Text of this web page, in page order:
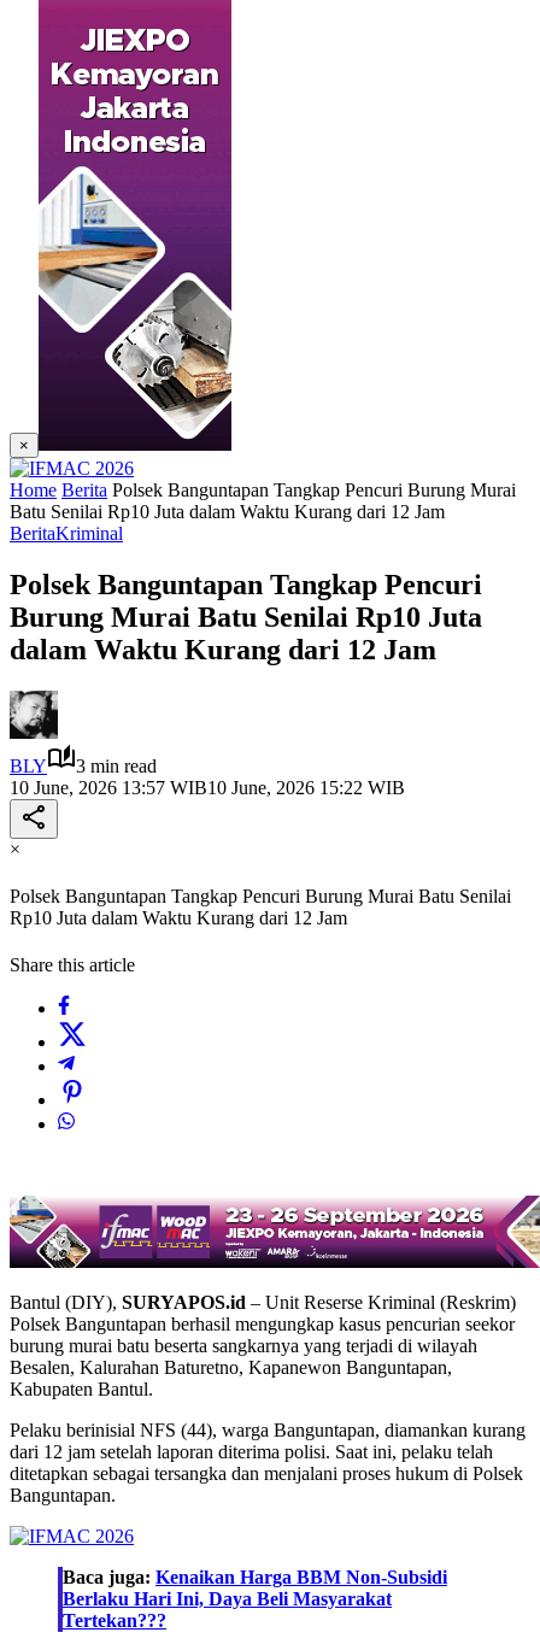
×
Home Berita Polsek Banguntapan Tangkap Pencuri Burung Murai
Batu Senilai Rp10 Juta dalam Waktu Kurang dari 12 Jam
BeritaKriminal
Polsek Banguntapan Tangkap Pencuri
Burung Murai Batu Senilai Rp10 Juta
dalam Waktu Kurang dari 12 Jam
BLY
3 min read
10 June, 2026 13:57 WIB10 June, 2026 15:22 WIB
×
Polsek Banguntapan Tangkap Pencuri Burung Murai Batu Senilai
Rp10 Juta dalam Waktu Kurang dari 12 Jam
Share this article
Bantul (DIY), SURYAPOS.id – Unit Reserse Kriminal (Reskrim)
Polsek Banguntapan berhasil mengungkap kasus pencurian seekor
burung murai batu beserta sangkarnya yang terjadi di wilayah
Besalen, Kalurahan Baturetno, Kapanewon Banguntapan,
Kabupaten Bantul.
Pelaku berinisial NFS (44), warga Banguntapan, diamankan kurang
dari 12 jam setelah laporan diterima polisi. Saat ini, pelaku telah
ditetapkan sebagai tersangka dan menjalani proses hukum di Polsek
Banguntapan.
Baca juga: Kenaikan Harga BBM Non-Subsidi
Berlaku Hari Ini, Daya Beli Masyarakat
Tertekan???